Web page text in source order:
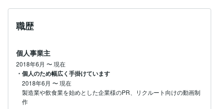
職歴
個人事業主
2018年6月 〜現在
・個人のため幅広く手掛けています
2018年6月 〜現在
製造業や飲食業を始めとした企業様のPR、リクルート向けの動画制
作